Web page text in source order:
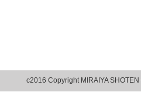
c2016 Copyright MIRAIYA